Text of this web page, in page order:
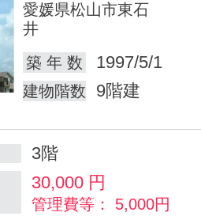
愛媛県松山市東石
井
築 年 数
1997/5/1
建物階数 9階建
3階
30,000 円
管理費等： 5,000円